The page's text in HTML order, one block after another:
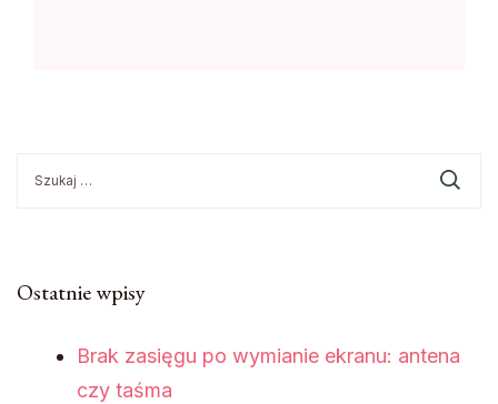
Ostatnie wpisy
Brak zasięgu po wymianie ekranu: antena
czy taśma